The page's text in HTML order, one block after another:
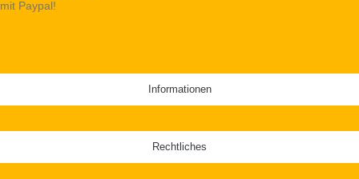
mit Paypal!
Informationen
Rechtliches